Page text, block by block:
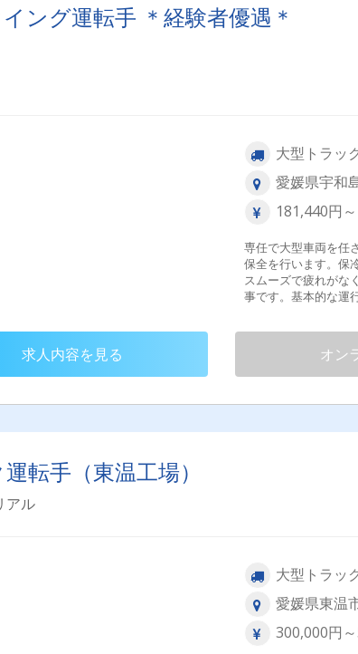
ング運転手 ＊経験者優遇＊
大型トラッ
愛媛県宇和
181,440円
専任で大型車両を任
保全を行います。保
スムーズで疲れがな
事です。基本的な運
た商品を大阪や東京
めます。 変
求人内容を見る オン
転手（東温工場）
アル
大型トラッ
愛媛県東温
300,000円